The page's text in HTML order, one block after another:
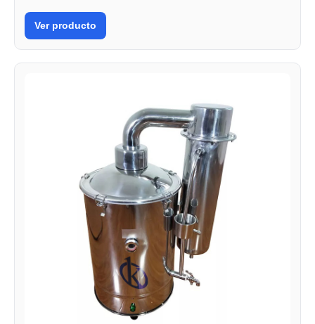
Ver producto